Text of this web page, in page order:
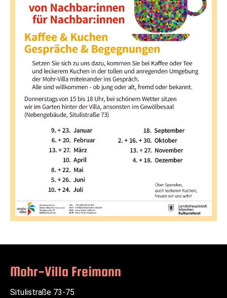
Mohr-Villa Freimann
Situlistraße 73-75